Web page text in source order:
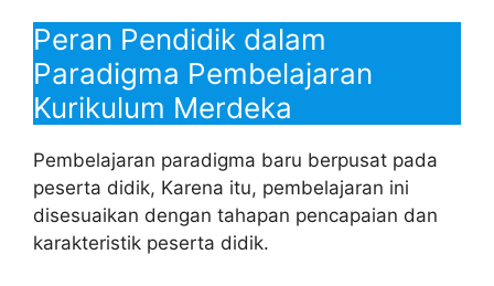
Peran Pendidik dalam
Paradigma Pembelajaran
Kurikulum Merdeka
Pembelajaran paradigma baru berpusat pada
peserta didik, Karena itu, pembelajaran ini
disesuaikan dengan tahapan pencapaian dan
karakteristik peserta didik.